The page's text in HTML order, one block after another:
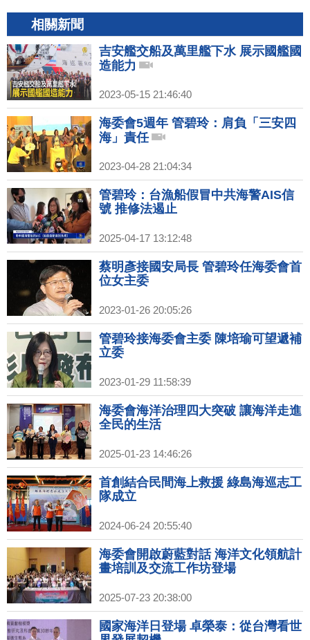
相關新聞
吉安艦交船及萬里艦下水 展示國艦國
造能力
2023-05-15 21:46:40
海委會5週年 管碧玲：肩負「三安四
海」責任
2023-04-28 21:04:34
管碧玲：台漁船假冒中共海警AIS信
號 推修法遏止
2025-04-17 13:12:48
蔡明彥接國安局長 管碧玲任海委會首
位女主委
2023-01-26 20:05:26
管碧玲接海委會主委 陳培瑜可望遞補
立委
2023-01-29 11:58:39
海委會海洋治理四大突破 讓海洋走進
全民的生活
2025-01-23 14:46:26
首創結合民間海上救援 綠島海巡志工
隊成立
2024-06-24 20:55:40
海委會開啟蔚藍對話 海洋文化領航計
畫培訓及交流工作坊登場
2025-07-23 20:38:00
國家海洋日登場 卓榮泰：從台灣看世